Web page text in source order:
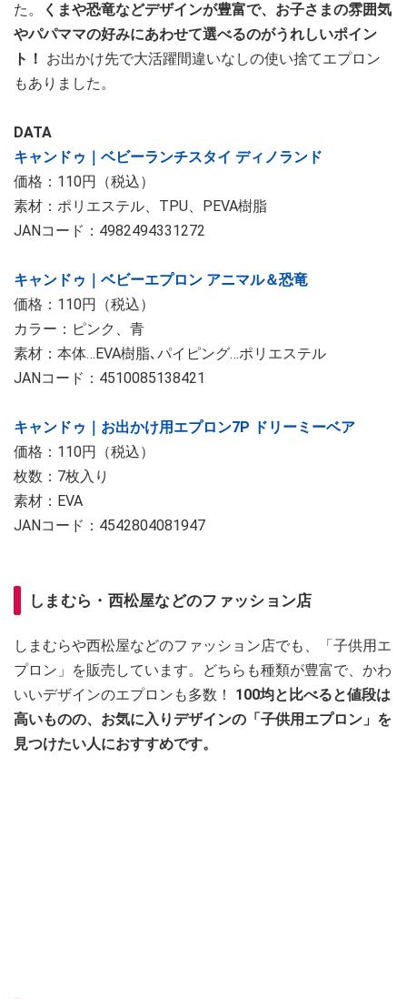
た。
くまや恐竜などデザインが豊富で、お子さまの雰囲気
やパパママの好みにあわせて選べるのがうれしいポイン
ト！ お出かけ先で大活躍間違いなしの使い捨てエプロン
もありました。
DATA
キャンドゥ｜ベビーランチスタイ ディノランド
価格：110円（税込）
素材：ポリエステル、TPU、PEVA樹脂
JANコード：4982494331272
キャンドゥ｜ベビーエプロン アニマル＆恐竜
価格：110円（税込）
カラー：ピンク、青
素材：本体…EVA樹脂､パイピング…ポリエステル
JANコード：4510085138421
キャンドゥ｜お出かけ用エプロン7P ドリーミーベア
価格：110円（税込）
枚数：7枚入り
素材：EVA
JANコード：4542804081947
しまむら・西松屋などのファッション店
しまむらや西松屋などのファッション店でも、「子供用エ
プロン」を販売しています。どちらも種類が豊富で、かわ
いいデザインのエプロンも多数！ 100均と比べると値段は
高いものの、お気に入りデザインの「子供用エプロン」を
見つけたい人におすすめです。